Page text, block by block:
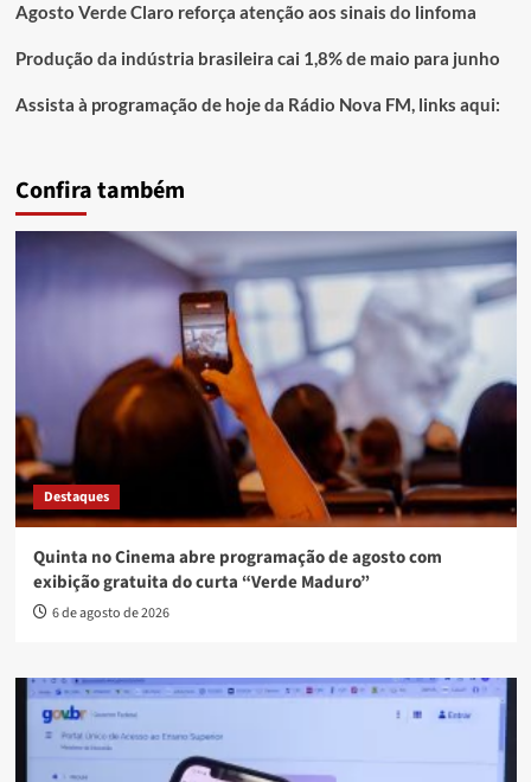
Agosto Verde Claro reforça atenção aos sinais do linfoma
Produção da indústria brasileira cai 1,8% de maio para junho
Assista à programação de hoje da Rádio Nova FM, links aqui:
Confira também
Destaques
Quinta no Cinema abre programação de agosto com
exibição gratuita do curta “Verde Maduro”
6 de agosto de 2026